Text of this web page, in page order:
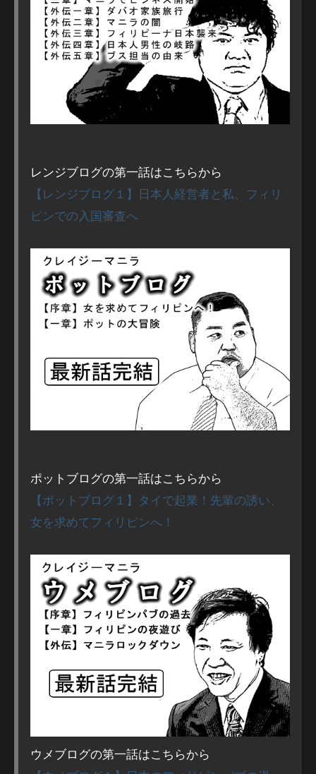
レンジブログの第一話はこちらから
【レンジブログ１】日本人経営者と私、フィリ
ピンでの入国審査へ
ポットブログの第一話はこちらから
【ポットブログ１】タイで起業！先輩の誘い、
女を求めてフィリピンへ！
ウメブログの第一話はこちらから